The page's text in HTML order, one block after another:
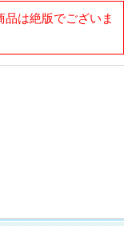
は絶版でございま